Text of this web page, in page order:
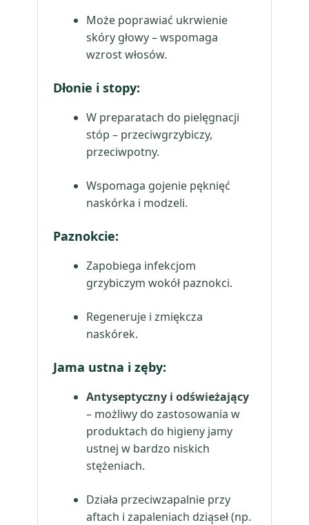
Może poprawiać ukrwienie
skóry głowy – wspomaga
wzrost włosów.
Dłonie i stopy:
W preparatach do pielęgnacji
stóp – przeciwgrzybiczy,
przeciwpotny.
Wspomaga gojenie pęknięć
naskórka i modzeli.
Paznokcie:
Zapobiega infekcjom
grzybiczym wokół paznokci.
Regeneruje i zmiękcza
naskórek.
Jama ustna i zęby:
Antyseptyczny i odświeżający
– możliwy do zastosowania w
produktach do higieny jamy
ustnej w bardzo niskich
stężeniach.
Działa przeciwzapalnie przy
aftach i zapaleniach dziąseł (np.